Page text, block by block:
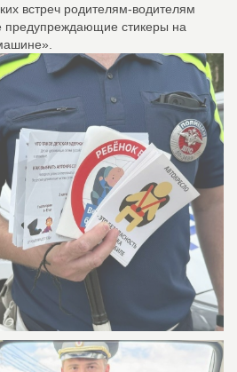
встреч родителям-водителям
предупреждающие стикеры на